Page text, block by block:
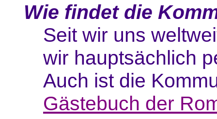
Wie findet die
Seit wir uns
wir hauptsächlich
Auch ist die
Gästebuch der